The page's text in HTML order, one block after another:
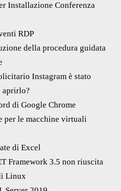
Installazione Conferenza
RDP
della procedura guidata
Instagram è stato
aprirlo?
di Google Chrome
per le macchine virtuali
di Excel
Framework 3.5 non riuscita
Linux